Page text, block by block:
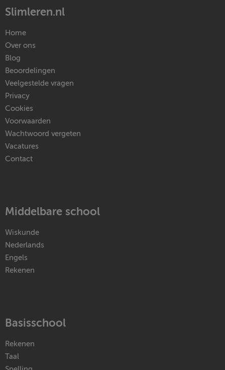
Slimleren.nl
Home
Over ons
Blog
Beoordelingen
Veelgestelde vragen
Privacy
Cookies
Voorwaarden
Wachtwoord vergeten
Vacatures
Contact
Middelbare school
Wiskunde
Nederlands
Engels
Rekenen
Basisschool
Rekenen
Taal